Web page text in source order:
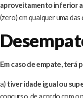
aproveitamento inferior
(zero) em qualquer uma das
Em caso de empate, terá
a) tiver idade igual ou
concurso, de acordo com